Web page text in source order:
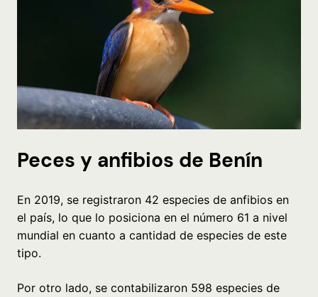
Peces y anfibios de Benín
En 2019, se registraron 42 especies de anfibios en
el país, lo que lo posiciona en el número 61 a nivel
mundial en cuanto a cantidad de especies de este
tipo.
Por otro lado, se contabilizaron 598 especies de